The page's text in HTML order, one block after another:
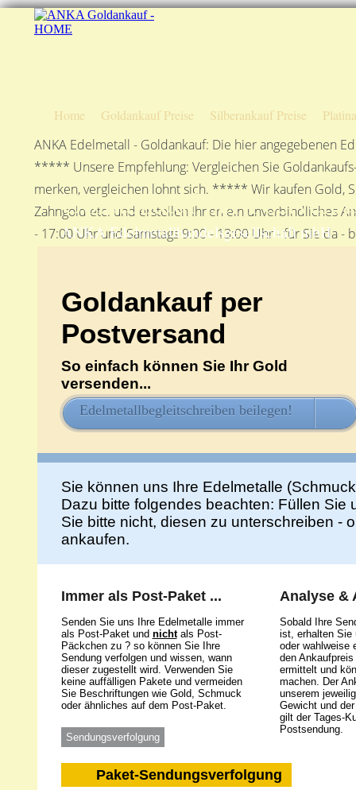
Home Goldankauf Preise Silberankauf Preise
ANKA Edelmetall - Goldankauf: Die hier angegebenen
***** Unsere Empfehlung: Vergleichen Sie
merken, vergleichen lohnt sich. ***** Wir kaufen Gold,
Zahngold etc. und erstellen Ihnen ein unverbindliches
- 17:00 Uhr und Samstags 9:00 - 13:00 Uhr - für Sie
Goldankauf per
ANKA Edelmetallhandelsgesellschaft mbH
Goldankauf per
Postversand
So einfach können Sie Ihr Gold
versenden...
Sie können uns Ihre Edelmetalle
Dazu bitte folgendes beachten: Füllen Sie
Sie bitte nicht, diesen zu unterschreiben -
ankaufen.
Immer als Post-Paket ...
Senden Sie uns Ihre Edelmetalle immer
als Post-Paket und nichtals Post-
Päckchen zu ? so können Sie Ihre
Sendung verfolgen und wissen, wann
dieser zugestellt wird. Verwenden Sie
keine auffälligen Pakete und vermeiden
Sie Beschriftungen wie Gold, Schmuck
oder ähnliches auf dem Post-Paket.
Sendungsverfolgung
Analyse &
Sobald Ihre
ist, erhalten Sie
oder wahlweise
den
ermittelt und
machen. Der
unserem
Gewicht und
gilt der Tages-
Postsendung.
Paket-Sendungsverfolgung
Edelmetallbegleitschreiben beilegen!